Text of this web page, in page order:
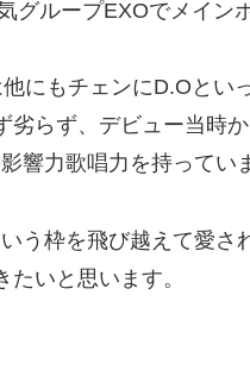
グループEXOでメイン
にもチェンにD.Oとい
劣らず、デビュー当時
響力歌唱力を持ってい
う枠を飛び越えて愛
いと思います。